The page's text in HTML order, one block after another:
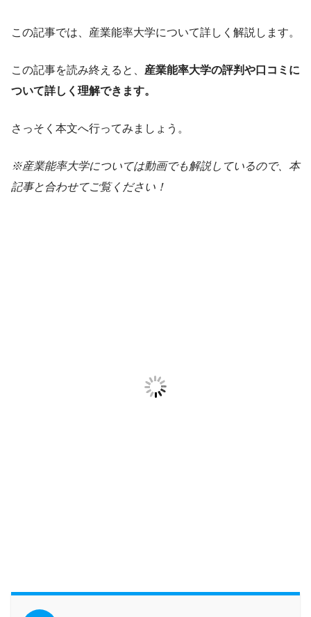
この記事では、産業能率大学について詳しく解説します。
この記事を読み終えると、 産業能率大学の評判や口コミに
ついて詳しく理解できます。
さっそく本文へ行ってみましょう。
※産業能率大学については動画でも解説しているので、本
記事と合わせてご覧ください！